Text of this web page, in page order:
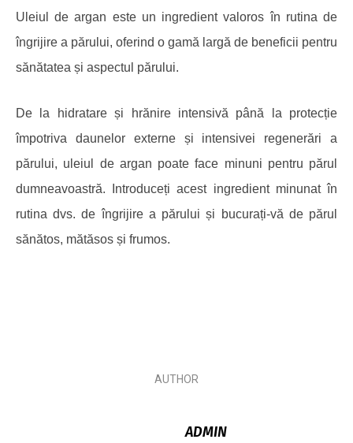
Uleiul de argan este un ingredient valoros în rutina de
îngrijire a părului, oferind o gamă largă de beneficii pentru
sănătatea și aspectul părului.
De la hidratare și hrănire intensivă până la protecție
împotriva daunelor externe și intensivei regenerări a
părului, uleiul de argan poate face minuni pentru părul
dumneavoastră. Introduceți acest ingredient minunat în
rutina dvs. de îngrijire a părului și bucurați-vă de părul
sănătos, mătăsos și frumos.
AUTHOR
ADMIN